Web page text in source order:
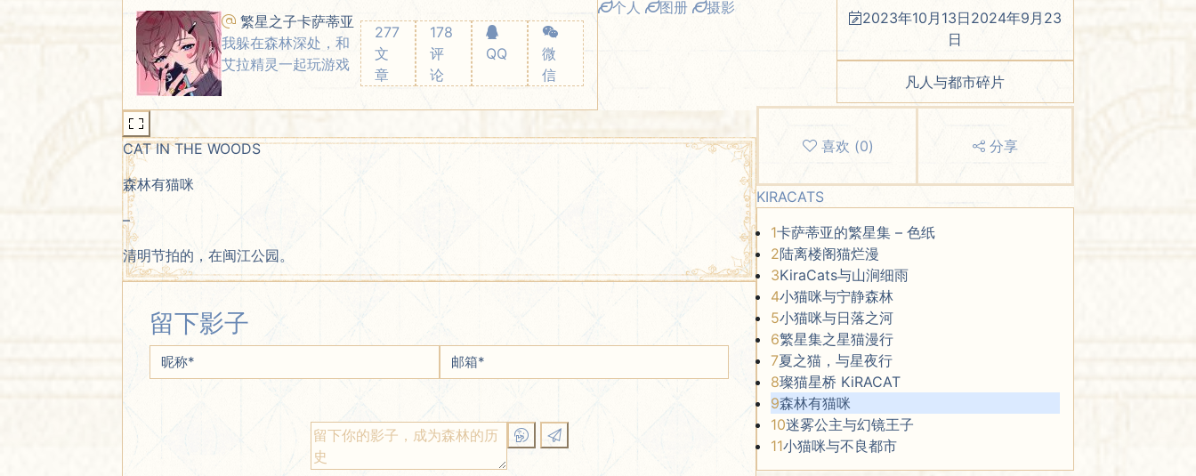
繁星之子卡萨蒂亚
我躲在森林深处，和
艾拉精灵一起玩游戏
277
文
章
178
评
论
QQ
微
信
个人 图册 摄影
2023年10月13日2024年9月23
日
凡人与都市碎片
CAT IN THE WOODS
森林有猫咪
–
清明节拍的，在闽江公园。
留下影子
昵称* 邮箱*
喜欢 (0) 分享
KIRACATS
1卡萨蒂亚的繁星集 – 色纸
2陆离楼阁猫烂漫
3KiraCats与山涧细雨
4小猫咪与宁静森林
5小猫咪与日落之河
6繁星集之星猫漫行
7夏之猫，与星夜行
8璨猫星桥 KiRACAT
9森林有猫咪
10迷雾公主与幻镜王子
11小猫咪与不良都市